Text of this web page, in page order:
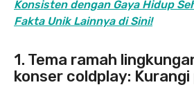
Konsisten dengan Gaya Hidup
Fakta Unik Lainnya di Sini!
1. Tema ramah
konser coldplay: